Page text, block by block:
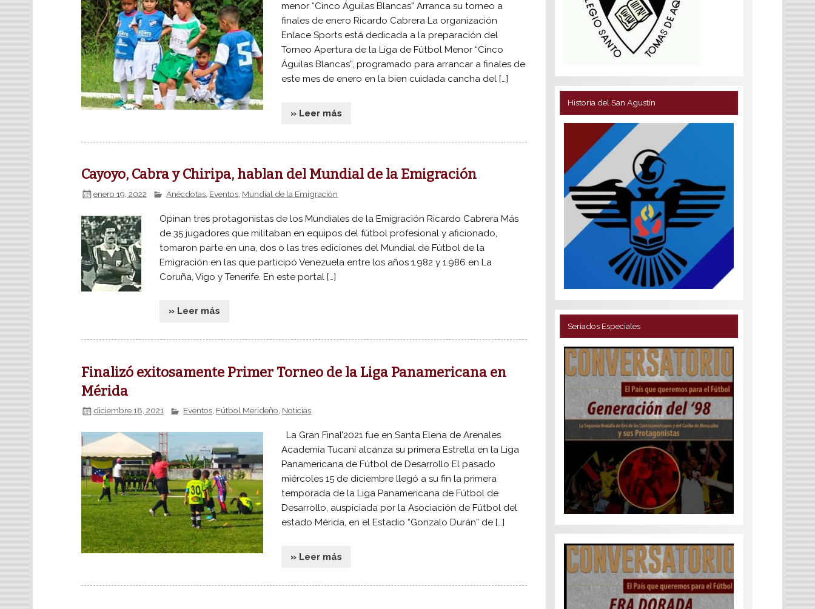
menor “Cinco Águilas Blancas” Arranca su torneo a
finales de enero Ricardo Cabrera La organización
Enlace Sports está dedicada a la preparación del
Torneo Apertura de la Liga de Fútbol Menor “Cinco
Águilas Blancas”, programado para arrancar a finales de
este mes de enero en la bien cuidada cancha del […]
» Leer más
Cayoyo, Cabra y Chiripa, hablan del Mundial de la Emigración
enero 19, 2022 Anécdotas Eventos Mundial de la Emigración
Opinan tres protagonistas de los Mundiales de la Emigración Ricardo Cabrera Más
de 35 jugadores que militaban en equipos del fútbol profesional y aficionado,
tomaron parte en una, dos o las tres ediciones del Mundial de Fútbol de la
Emigración en las que participó Venezuela entre los años 1.982 y 1.986 en La
Coruña, Vigo y Tenerife. En este portal […]
» Leer más
Finalizó exitosamente Primer Torneo de la Liga Panamericana en
Mérida
diciembre 18, 2021 Eventos, Fútbol Merideño, Noticias
La Gran Final’2021 fue en Santa Elena de Arenales
Academia Tucaní alcanza su primera Estrella en la Liga
Panamericana de Fútbol de Desarrollo El pasado
miércoles 15 de diciembre llegó a su fin la primera
temporada de la Liga Panamericana de Fútbol de
Desarrollo, auspiciada por la Asociación de Fútbol del
estado Mérida, en el Estadio “Gonzalo Durán” de […]
» Leer más
Historia del San Agustín
Seriados Especiales